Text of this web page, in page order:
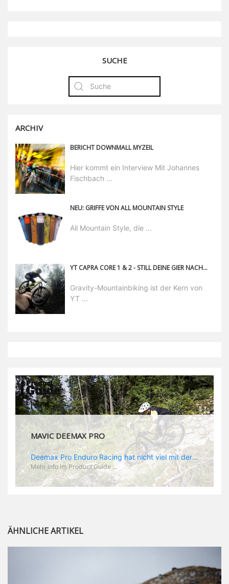
SUCHE
ARCHIV
BERICHT DOWNMALL MYZEIL
Hier kommt ein Interview Mit Johannes
Fischbach ...
NEU: GRIFFE VON ALL MOUNTAIN STYLE
All Mountain Style, die ...
YT CAPRA CORE 1 & 2 - STILL DEINE GIER NACH GRAVITY
Gravity-Mountainbiking ist der Kern von
YT ...
MAVIC DEEMAX DH
Deemax DH Der neue Laufradsatz soll den veränderten Ansprüchen im Downhill Einsatz gerecht werden: die Geschwindigkeiten werden immer höher, die Kräfte, die aufs Material wirken ebenfalls. Damit steigen natürlich auch die Ansprüche der Fahrer ans Material. Das einzige, was eventuell niedriger wird, ist der Reifendruck. Somit ergibt sich der Anforderungskatalog an das Deemax-Update. Hier ist das Ergebnis: - der Laufradsatz bekam eine neue Felge mit 28 mm Innenbreite. Laut Scott Sharples ist das der beste Kompromiss aus Stabilität, Gewicht und Steifigkeit, vor allem aber passt diese Breite am besten zu den Reifen, die aktuell auf dem Markt sind und im Renneinsatz gefahren werden. Es gehe auch breite und schmaler, 28 mm hätten sich aber im Test als Optimum herausgestellt. - mit einem 4D-Fertigungsprozess wurde die Materialverteilung optimiert: Stabilität dort, wo sie erforderlich ist, Gewichtsersparnis da, wo es Sinn macht. Somit gibt Mavic eine GGewichtsersparnis von 15 % an, ohne an Stabilität einzubüßen - neue, ultraleichte „double butted“ Speichen und ein super effizienter Freilauf - Mavics bewährtes UST System für perfekte Kompatibilität mit Tubeless Reifen - Gewicht (Laufradset): 1944 g)
Mehr Info im Product Guide ...
ÄHNLICHE ARTIKEL